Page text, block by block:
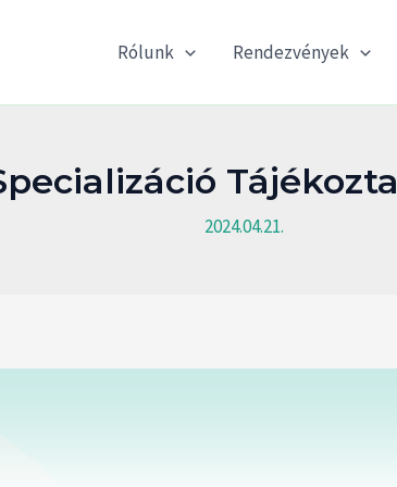
Rólunk Rendezvények
2024.04.21.